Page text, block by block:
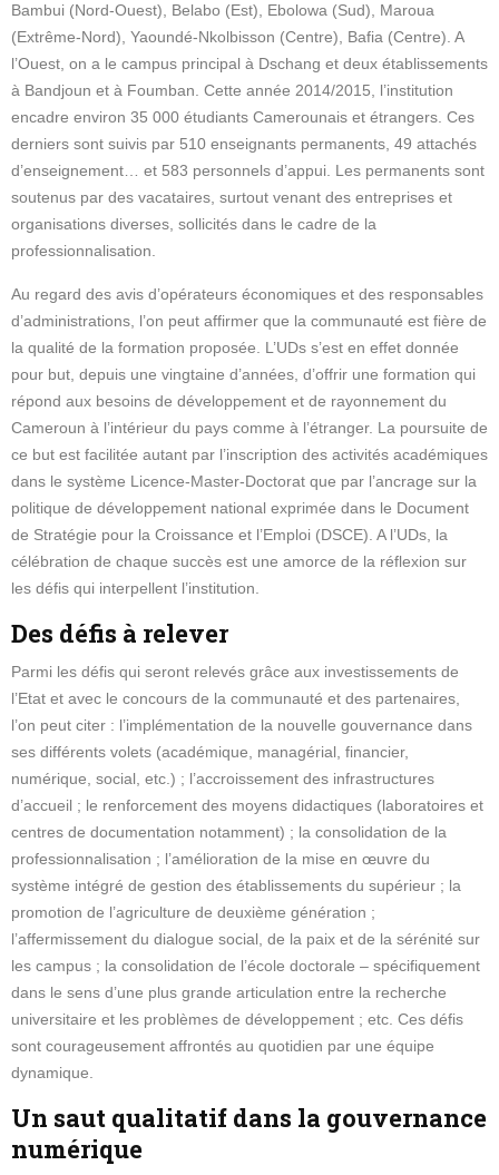
Bambui (Nord-Ouest), Belabo (Est), Ebolowa (Sud), Maroua
(Extrême-Nord), Yaoundé-Nkolbisson (Centre), Bafia (Centre). A
l’Ouest, on a le campus principal à Dschang et deux établissements
à Bandjoun et à Foumban. Cette année 2014/2015, l’institution
encadre environ 35 000 étudiants Camerounais et étrangers. Ces
derniers sont suivis par 510 enseignants permanents, 49 attachés
d’enseignement… et 583 personnels d’appui. Les permanents sont
soutenus par des vacataires, surtout venant des entreprises et
organisations diverses, sollicités dans le cadre de la
professionnalisation.
Au regard des avis d’opérateurs économiques et des responsables
d’administrations, l’on peut affirmer que la communauté est fière de
la qualité de la formation proposée. L’UDs s’est en effet donnée
pour but, depuis une vingtaine d’années, d’offrir une formation qui
répond aux besoins de développement et de rayonnement du
Cameroun à l’intérieur du pays comme à l’étranger. La poursuite de
ce but est facilitée autant par l’inscription des activités académiques
dans le système Licence-Master-Doctorat que par l’ancrage sur la
politique de développement national exprimée dans le Document
de Stratégie pour la Croissance et l’Emploi (DSCE). A l’UDs, la
célébration de chaque succès est une amorce de la réflexion sur
les défis qui interpellent l’institution.
Des défis à relever
Parmi les défis qui seront relevés grâce aux investissements de
l’Etat et avec le concours de la communauté et des partenaires,
l’on peut citer : l’implémentation de la nouvelle gouvernance dans
ses différents volets (académique, managérial, financier,
numérique, social, etc.) ; l’accroissement des infrastructures
d’accueil ; le renforcement des moyens didactiques (laboratoires et
centres de documentation notamment) ; la consolidation de la
professionnalisation ; l’amélioration de la mise en œuvre du
système intégré de gestion des établissements du supérieur ; la
promotion de l’agriculture de deuxième génération ;
l’affermissement du dialogue social, de la paix et de la sérénité sur
les campus ; la consolidation de l’école doctorale – spécifiquement
dans le sens d’une plus grande articulation entre la recherche
universitaire et les problèmes de développement ; etc. Ces défis
sont courageusement affrontés au quotidien par une équipe
dynamique.
Un saut qualitatif dans la gouvernance
numérique